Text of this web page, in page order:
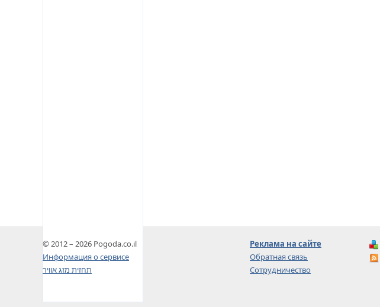
© 2012 – 2026 Pogoda.co.il
Информация о сервисе
תחזית מזג אוויר
Реклама на сайте
Обратная связь
Сотрудничество